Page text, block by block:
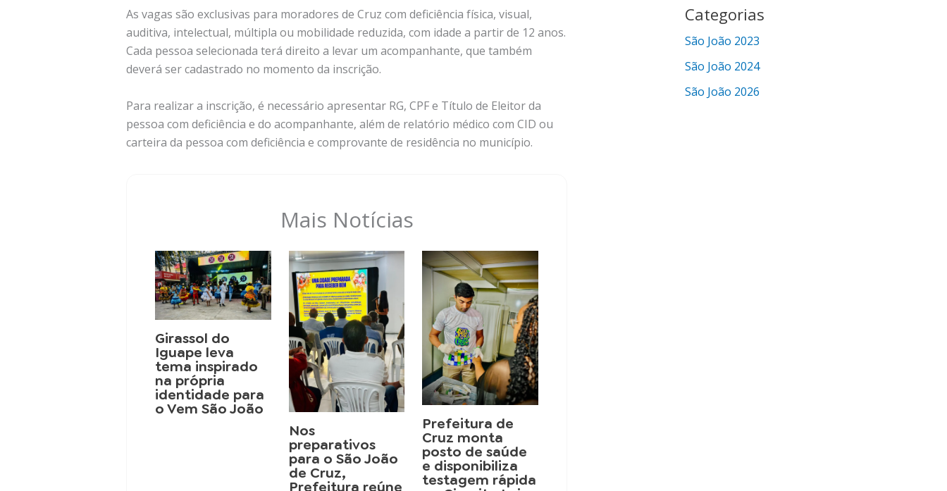
As vagas são exclusivas para moradores de Cruz com deficiência física, visual,
auditiva, intelectual, múltipla ou mobilidade reduzida, com idade a partir de 12 anos.
Cada pessoa selecionada terá direito a levar um acompanhante, que também
deverá ser cadastrado no momento da inscrição.
Para realizar a inscrição, é necessário apresentar RG, CPF e Título de Eleitor da
pessoa com deficiência e do acompanhante, além de relatório médico com CID ou
carteira da pessoa com deficiência e comprovante de residência no município.
Mais Notícias
Girassol do
Iguape leva
tema inspirado
na própria
identidade para
o Vem São João
Nos
preparativos
para o São João
de Cruz,
Prefeitura reúne
Prefeitura de
Cruz monta
posto de saúde
e disponibiliza
testagem rápida
Categorias
São João 2023
São João 2024
São João 2026